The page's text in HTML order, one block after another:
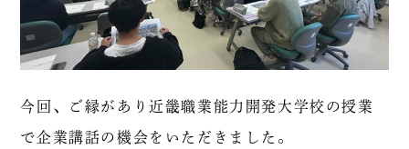
今回、ご縁があり近畿職業能力開発大学校の授業
で企業講話の機会をいただきました。